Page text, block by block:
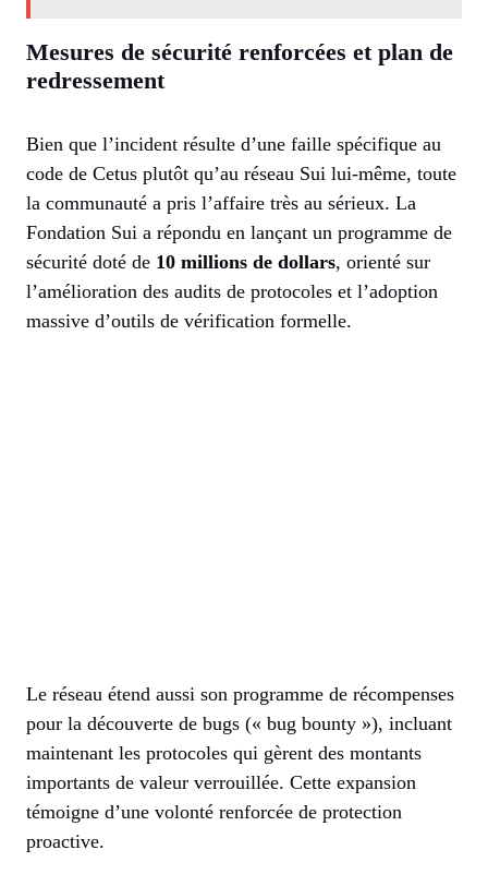
Mesures de sécurité renforcées et plan de
redressement
Bien que l’incident résulte d’une faille spécifique au
code de Cetus plutôt qu’au réseau Sui lui-même, toute
la communauté a pris l’affaire très au sérieux. La
Fondation Sui a répondu en lançant un programme de
sécurité doté de 10 millions de dollars, orienté sur
l’amélioration des audits de protocoles et l’adoption
massive d’outils de vérification formelle.
Le réseau étend aussi son programme de récompenses
pour la découverte de bugs (« bug bounty »), incluant
maintenant les protocoles qui gèrent des montants
importants de valeur verrouillée. Cette expansion
témoigne d’une volonté renforcée de protection
proactive.